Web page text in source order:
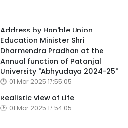
Address by Hon'ble Union
Education Minister Shri
Dharmendra Pradhan at the
Annual function of Patanjali
University "Abhyudaya 2024-25"
01 Mar 2025 17:55:05
Realistic view of Life
01 Mar 2025 17:54:05